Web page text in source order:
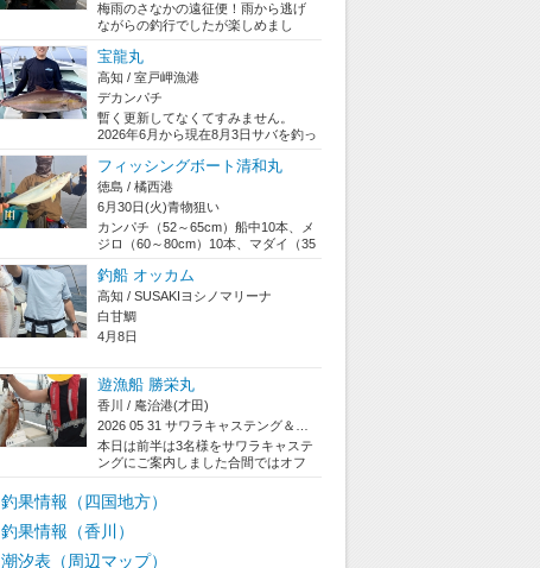
梅雨のさなかの遠征便！雨から逃げ
ながらの釣行でしたが楽しめまし
非声かけてくだ...
宝龍丸
高知 / 室戸岬漁港
デカンパチ
暫く更新してなくてすみません。
2026年6月から現在8月3日サバを釣っ
チやク...
フィッシングボート清和丸
徳島 / 橘西港
6月30日(火)青物狙い
カンパチ（52～65cm）船中10本、メ
ジロ（60～80cm）10本、マダイ（35
釣船 オッカム
高知 / SUSAKIヨシノマリーナ
白甘鯛
4月8日
遊漁船 勝栄丸
香川 / 庵治港(才田)
本日は前半は3名様をサワラキャステ
ングにご案内しました合間ではオフ
案内しま...
釣果情報（四国地方）
釣果情報（香川）
潮汐表（周辺マップ）